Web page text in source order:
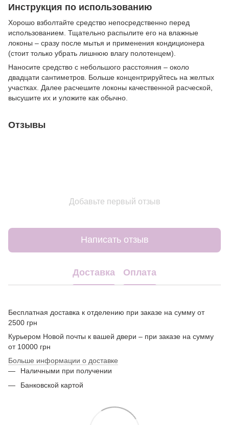
Инструкция по использованию
Хорошо взболтайте средство непосредственно перед
использованием. Тщательно распылите его на влажные
локоны – сразу после мытья и применения кондиционера
(стоит только убрать лишнюю влагу полотенцем).
Наносите средство с небольшого расстояния – около
двадцати сантиметров. Больше концентрируйтесь на желтых
участках. Далее расчешите локоны качественной расческой,
высушите их и уложите как обычно.
Отзывы
Добавьте первый отзыв
Написать отзыв
Доставка Оплата
Бесплатная доставка к отделению при заказе на сумму от
2500 грн
Курьером Новой почты к вашей двери – при заказе на сумму
от 10000 грн
Больше информации о доставке
Наличными при получении
Банковской картой